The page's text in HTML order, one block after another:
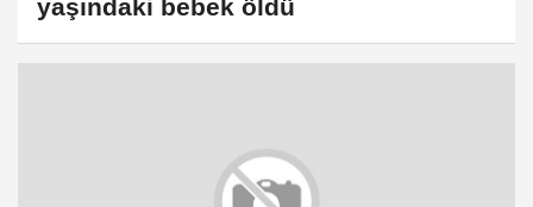
yaşındaki bebek öldü